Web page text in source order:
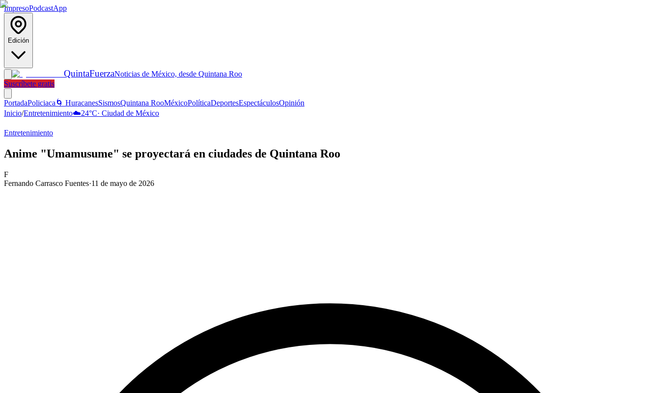
ImpresoPodcastApp
Edición
QuintaFuerzaNoticias de México, desde Quintana Roo
Suscríbete gratis
PortadaPoliciaca 🌀 HuracanesSismosQuintana RooMéxicoPolíticaDeportesEspectáculosOpinión
Inicio/Entretenimiento☁️24°C· Ciudad de México
Entretenimiento
Anime "Umamusume" se proyectará en ciudades de Quintana Roo
F
Fernando Carrasco Fuentes·11 de mayo de 2026